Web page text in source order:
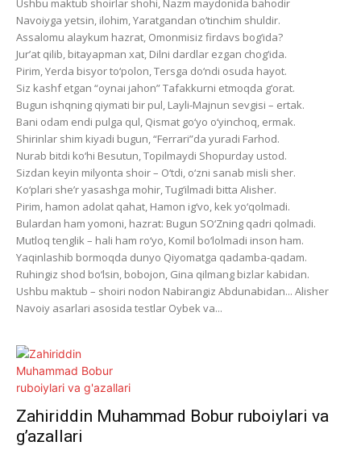
Ushbu maktub shoirlar shohi, Nazm maydonida bahodir
Navoiyga yetsin, ilohim, Yaratgandan o‘tinchim shuldir.
Assalomu alaykum hazrat, Omonmisiz firdavs bog‘ida?
Jur’at qilib, bitayapman xat, Dilni dardlar ezgan chog‘ida.
Pirim, Yerda bisyor to‘polon, Tersga do‘ndi osuda hayot.
Siz kashf etgan “oynai jahon” Tafakkurni etmoqda g‘orat.
Bugun ishqning qiymati bir pul, Layli-Majnun sevgisi – ertak.
Bani odam endi pulga qul, Qismat go‘yo o‘yinchoq, ermak.
Shirinlar shim kiyadi bugun, “Ferrari”da yuradi Farhod.
Nurab bitdi ko‘hi Besutun, Topilmaydi Shopurday ustod.
Sizdan keyin milyonta shoir – O‘tdi, o‘zni sanab misli sher.
Ko‘plari she’r yasashga mohir, Tug‘ilmadi bitta Alisher.
Pirim, hamon adolat qahat, Hamon ig‘vo, kek yo‘qolmadi.
Bulardan ham yomoni, hazrat: Bugun SO‘Zning qadri qolmadi.
Mutloq tenglik – hali ham ro‘yo, Komil bo‘lolmadi inson ham.
Yaqinlashib bormoqda dunyo Qiyomatga qadamba-qadam.
Ruhingiz shod bo‘lsin, bobojon, Gina qilmang bizlar kabidan.
Ushbu maktub – shoiri nodon Nabirangiz Abdunabidan... Alisher
Navoiy asarlari asosida testlar Oybek va...
Zahiriddin Muhammad Bobur ruboiylari va
g’azallari